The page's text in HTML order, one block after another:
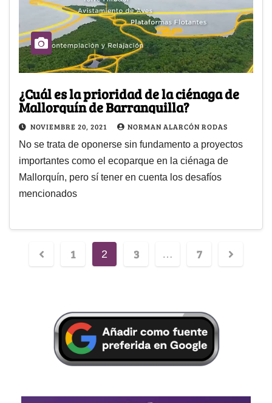
¿Cuál es la prioridad de la ciénaga de
Mallorquín de Barranquilla?
NOVIEMBRE 20, 2021 NORMAN ALARCÓN RODAS
No se trata de oponerse sin fundamento a proyectos
importantes como el ecoparque en la ciénaga de
Mallorquín, pero sí tener en cuenta los desafíos
mencionados
1 2 3 … 7